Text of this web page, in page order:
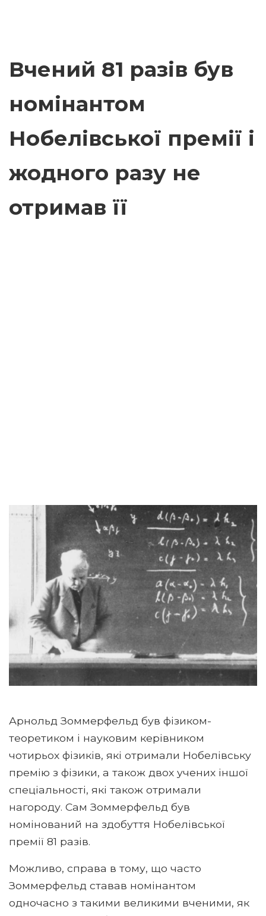
Вчений 81 разів був
номінантом
Нобелівської премії і
жодного разу не
отримав її
Арнольд Зоммерфельд був фізиком-
теоретиком і науковим керівником
чотирьох фізиків, які отримали Нобелівську
премію з фізики, а також двох учених іншої
спеціальності, які також отримали
нагороду. Сам Зоммерфельд був
номінований на здобуття Нобелівської
премії 81 разів.
Можливо, справа в тому, що часто
Зоммерфельд ставав номінантом
одночасно з такими великими вченими, як